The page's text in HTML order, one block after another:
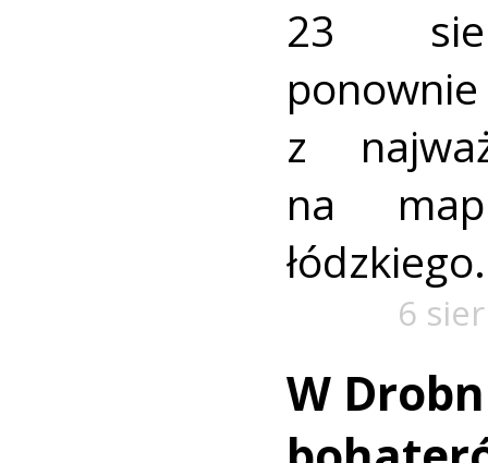
23
z
na
łódzkiego.
6
W